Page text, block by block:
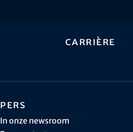
Carrière
Pers
In onze newsroom